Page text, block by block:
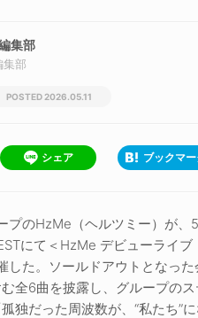
集部
部
2026.05.11
シェア ブックマー
プのHzMe（ヘルツミー）が、
にて＜HzMe デビューライブ
した。ソールドアウトとなった
全6曲を披露し、グループのス
独だった周波数が、“私たち”